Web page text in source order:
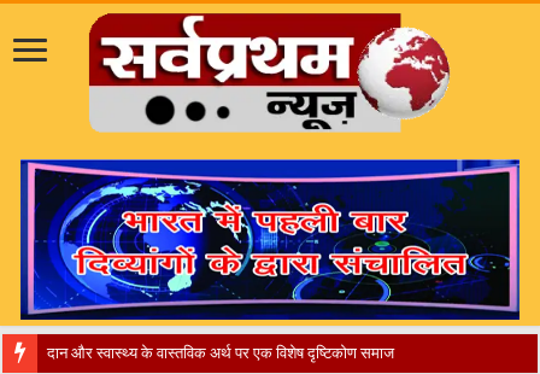
दान और स्वास्थ्य के वास्तविक अर्थ पर एक विशेष दृष्टिकोण समाज और अभ्यर्थियों के